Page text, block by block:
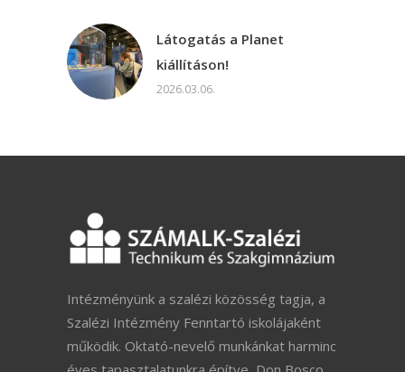
Látogatás a Planet
kiállításon!
2026.03.06.
Intézményünk a szalézi közösség tagja, a
Szalézi Intézmény Fenntartó iskolájaként
működik. Oktató-nevelő munkánkat harminc